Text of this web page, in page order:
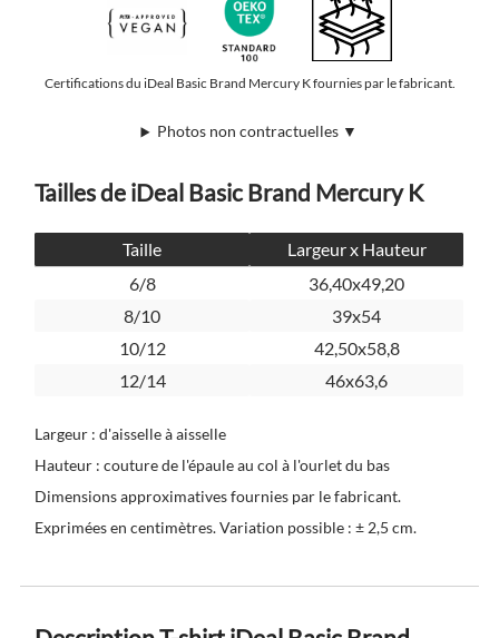
Certifications du iDeal Basic Brand Mercury K fournies par le fabricant.
Photos non contractuelles ▼
Tailles de iDeal Basic Brand Mercury K
Taille
Largeur x Hauteur
6/8
36,40x49,20
8/10
39x54
10/12
42,50x58,8
12/14
46x63,6
Largeur : d'aisselle à aisselle
Hauteur : couture de l'épaule au col à l'ourlet du bas
Dimensions approximatives fournies par le fabricant.
Exprimées en centimètres. Variation possible : ± 2,5 cm.